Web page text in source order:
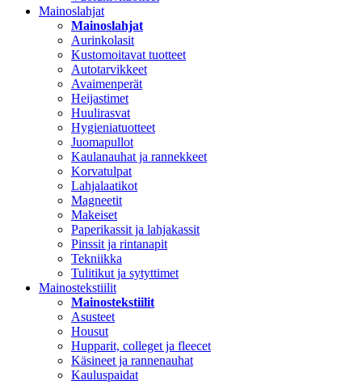
Mainoslahjat
Mainoslahjat
Aurinkolasit
Kustomoitavat tuotteet
Autotarvikkeet
Avaimenperät
Heijastimet
Huulirasvat
Hygieniatuotteet
Juomapullot
Kaulanauhat ja rannekkeet
Korvatulpat
Lahjalaatikot
Magneetit
Makeiset
Paperikassit ja lahjakassit
Pinssit ja rintanapit
Tekniikka
Tulitikut ja sytyttimet
Mainostekstiilit
Mainostekstiilit
Asusteet
Housut
Hupparit, colleget ja fleecet
Käsineet ja rannenauhat
Kauluspaidat